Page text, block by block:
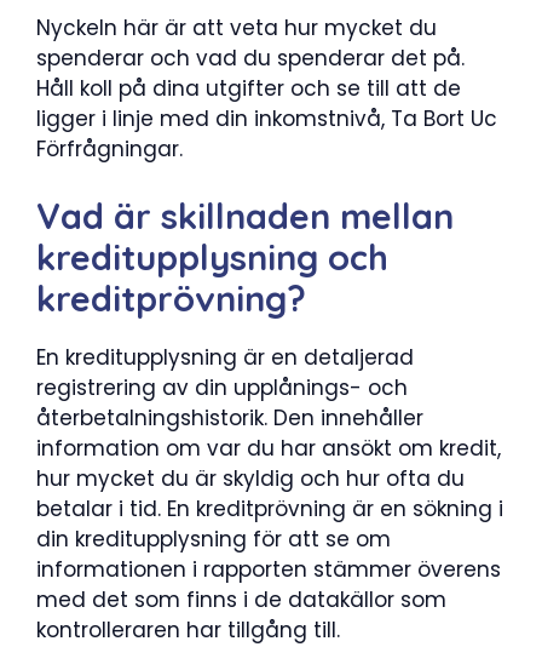
Nyckeln här är att veta hur mycket du
spenderar och vad du spenderar det på.
Håll koll på dina utgifter och se till att de
ligger i linje med din inkomstnivå, Ta Bort Uc
Förfrågningar.
Vad är skillnaden mellan
kreditupplysning och
kreditprövning?
En kreditupplysning är en detaljerad
registrering av din upplånings- och
återbetalningshistorik. Den innehåller
information om var du har ansökt om kredit,
hur mycket du är skyldig och hur ofta du
betalar i tid. En kreditprövning är en sökning i
din kreditupplysning för att se om
informationen i rapporten stämmer överens
med det som finns i de datakällor som
kontrolleraren har tillgång till.